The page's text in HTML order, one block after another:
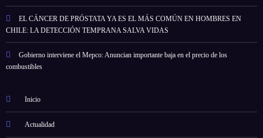
EL CÁNCER DE PRÓSTATA YA ES EL MÁS COMÚN EN HOMBRES EN
CHILE: LA DETECCIÓN TEMPRANA SALVA VIDAS
Gobierno interviene el Mepco: Anuncian importante baja en el precio de los
combustibles
Inicio
Actualidad